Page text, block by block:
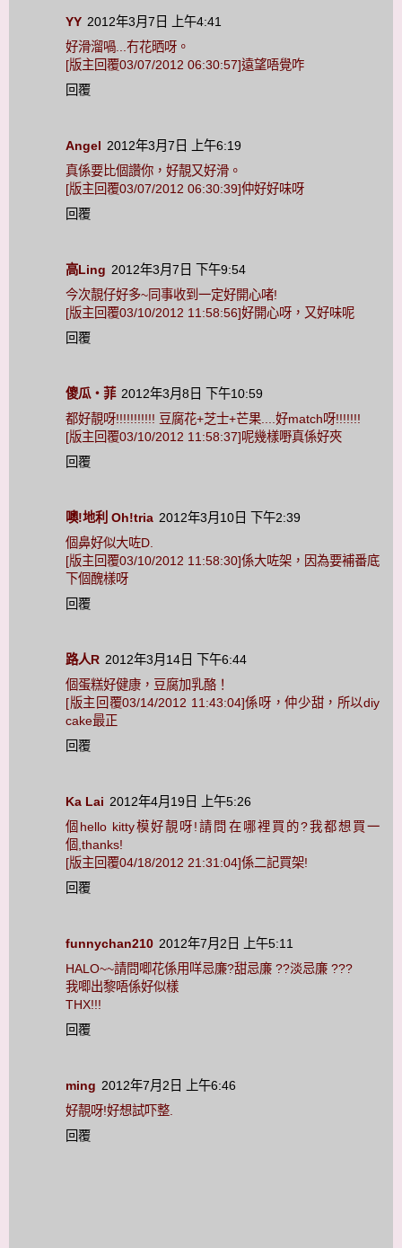
YY 2012年3月7日 上午4:41
好滑溜喎...冇花晒呀。
[版主回覆03/07/2012 06:30:57]遠望唔覺咋
回覆
Angel 2012年3月7日 上午6:19
真係要比個讚你，好靚又好滑。
[版主回覆03/07/2012 06:30:39]仲好好味呀
回覆
高Ling 2012年3月7日 下午9:54
今次靚仔好多~同事收到一定好開心啫!
[版主回覆03/10/2012 11:58:56]好開心呀，又好味呢
回覆
傻瓜‧菲 2012年3月8日 下午10:59
都好靚呀!!!!!!!!!!! 豆腐花+芝士+芒果....好match呀!!!!!!!
[版主回覆03/10/2012 11:58:37]呢幾樣嘢真係好夾
回覆
噢!地利 Oh!tria 2012年3月10日 下午2:39
個鼻好似大咗D.
[版主回覆03/10/2012 11:58:30]係大咗架，因為要補番底
下個醜樣呀
回覆
路人R 2012年3月14日 下午6:44
個蛋糕好健康，豆腐加乳酪！
[版主回覆03/14/2012 11:43:04]係呀，仲少甜，所以diy
cake最正
回覆
Ka Lai 2012年4月19日 上午5:26
個hello kitty模好靚呀!請問在哪裡買的?我都想買一
個,thanks!
[版主回覆04/18/2012 21:31:04]係二記買架!
回覆
funnychan210 2012年7月2日 上午5:11
HALO~~請問唧花係用咩忌廉?甜忌廉 ??淡忌廉 ???
我唧出黎唔係好似樣
THX!!!
回覆
ming 2012年7月2日 上午6:46
好靚呀!好想試吓整.
回覆